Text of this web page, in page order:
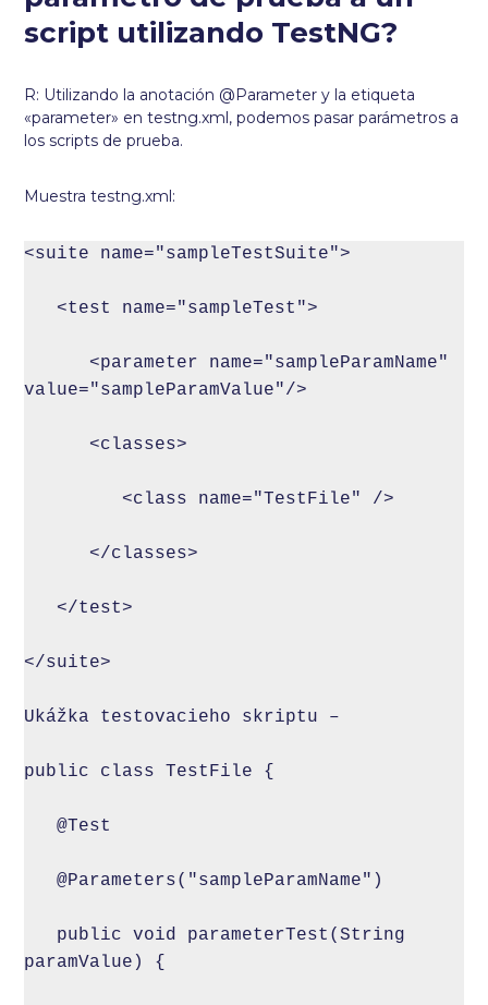
script utilizando TestNG?
R: Utilizando la anotación @Parameter y la etiqueta
«parameter» en testng.xml, podemos pasar parámetros a
los scripts de prueba.
Muestra testng.xml:
<suite name="sampleTestSuite">
<test name="sampleTest">
<parameter name="sampleParamName"
value="sampleParamValue"/>
<classes>
<class name="TestFile" />
</classes>
</test>
</suite>
Ukážka testovacieho skriptu –
public class TestFile {
@Test
@Parameters("sampleParamName")
public void parameterTest(String
paramValue) {